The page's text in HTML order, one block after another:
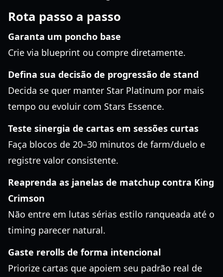
Rota passo a passo
Garanta um poncho base
Crie via blueprint ou compre diretamente.
Defina sua decisão de progressão de stand
Decida se quer manter Star Platinum por mais
tempo ou evoluir com Stars Essence.
Teste sinergia de cartas em sessões curtas
Faça blocos de 20–30 minutos de farm/duelo e
registre valor consistente.
Reaprenda as janelas de matchup contra King
Crimson
Não entre em lutas sérias estilo ranqueada até o
timing parecer natural.
Gaste rerolls de forma intencional
Priorize cartas que apoiem seu padrão real de